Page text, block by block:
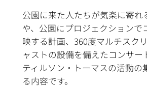
公園に来た人たちが気楽に寄れ
や、公園にプロジェクションで
映する計画、360度マルチスク
ャストの設備を備えたコンサー
ティルソン・トーマスの活動の
る内容です。